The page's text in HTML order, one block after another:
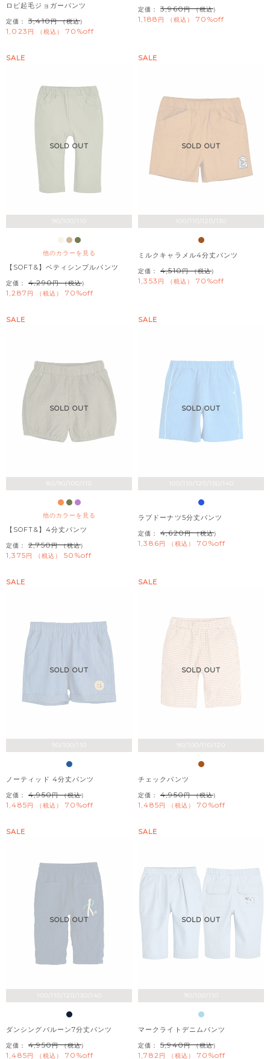
ロピ起毛ジョガーパンツ
定価： 3,410 （税込）
1,023 税込 70%off
定価： 3,960 （税込）
1,188 税込 70%off
他のカラーを見る
SOLD OUT
SALE
【SOFT&】ベティシンプルパンツ
定価： 4,290 （税込）
1,287 税込 70%off
SOLD OUT
SALE
ミルクキャラメル4分丈パンツ
定価： 4,510 （税込）
1,353 税込 70%off
80/90/100/110
他のカラーを見る
SOLD OUT
SALE
【SOFT&】4分丈パンツ
定価： 2,750 （税込）
1,375 税込 50%off
100/110/120/130/140
SOLD OUT
SALE
ラブドーナツ5分丈パンツ
定価： 4,620 （税込）
1,386 税込 70%off
SOLD OUT
SALE
ノーティッド 4分丈パンツ
定価： 4,950 （税込）
1,485 税込 70%off
SOLD OUT
SALE
チェックパンツ
定価： 4,950 （税込）
1,485 税込 70%off
100/110/120/130/140
SOLD OUT
SALE
ダンシングバルーン7分丈パンツ
定価： 4,950 （税込）
1,485 税込 70%off
SOLD OUT
SALE
マークライトデニムパンツ
定価： 5,940 （税込）
1,782 税込 70%off